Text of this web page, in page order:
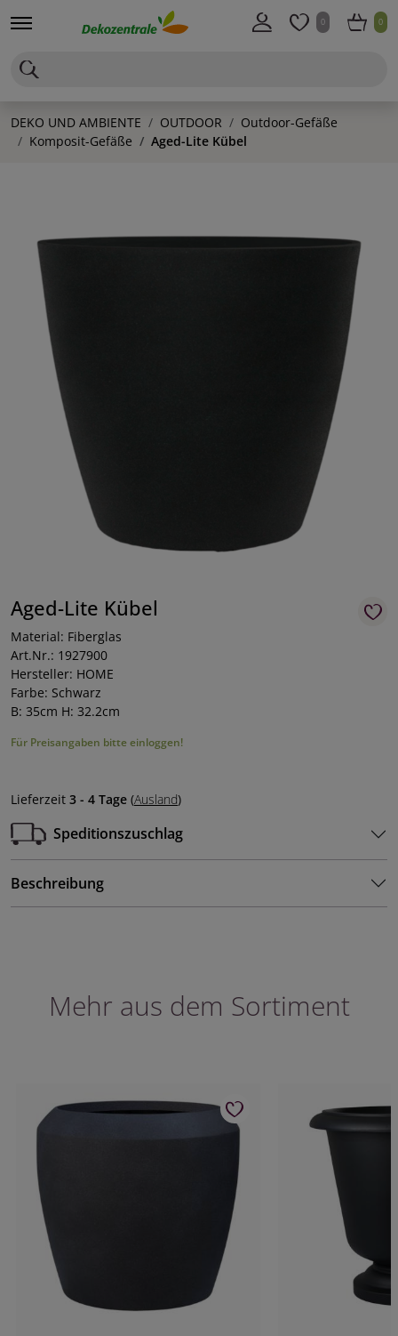
0 0
DEKO UND AMBIENTE OUTDOOR
Outdoor-Gefäße
Komposit-Gefäße
Aged-Lite Kübel
Aged-Lite Kübel
Material: Fiberglas
Art.Nr.: 1927900
Hersteller: HOME
Farbe: Schwarz
B: 35cm H: 32.2cm
Für Preisangaben bitte einloggen!
Lieferzeit 3 - 4 Tage (Ausland)
Speditionszuschlag
Beschreibung
Mehr aus dem Sortiment